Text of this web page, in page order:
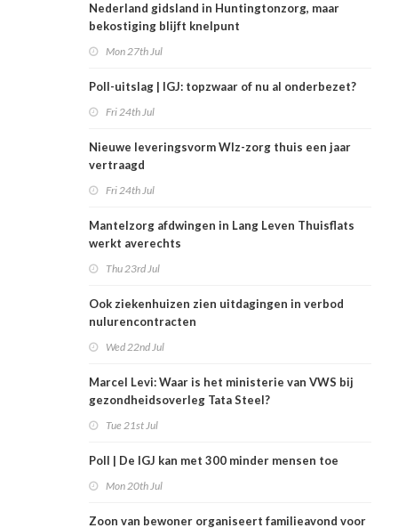
Nederland gidsland in Huntingtonzorg, maar
bekostiging blijft knelpunt
Mon 27th Jul
Poll-uitslag | IGJ: topzwaar of nu al onderbezet?
Fri 24th Jul
Nieuwe leveringsvorm Wlz-zorg thuis een jaar
vertraagd
Fri 24th Jul
Mantelzorg afdwingen in Lang Leven Thuisflats
werkt averechts
Thu 23rd Jul
Ook ziekenhuizen zien uitdagingen in verbod
nulurencontracten
Wed 22nd Jul
Marcel Levi: Waar is het ministerie van VWS bij
gezondheidsoverleg Tata Steel?
Tue 21st Jul
Poll | De IGJ kan met 300 minder mensen toe
Mon 20th Jul
Zoon van bewoner organiseert familieavond voor